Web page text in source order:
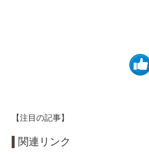
【注目の記事】
関連リンク